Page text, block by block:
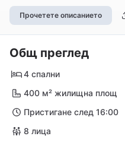
Прочетете описанието
Общ преглед
4 спални
400 м² жилищна площ
Пристигане след 16:00
8 лица